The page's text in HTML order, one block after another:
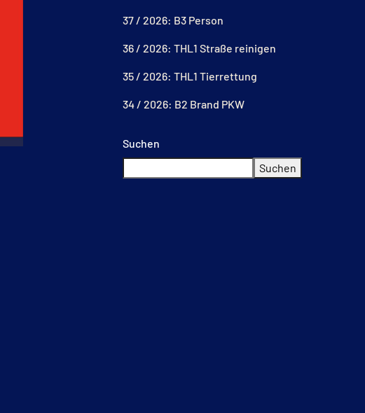
37 / 2026: B3 Person
36 / 2026: THL1 Straße reinigen
35 / 2026: THL1 Tierrettung
34 / 2026: B2 Brand PKW
Suchen
Suchen